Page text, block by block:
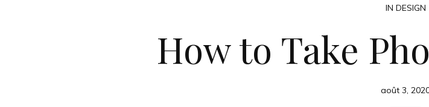
IN DESIGN
How to Take
août 3,